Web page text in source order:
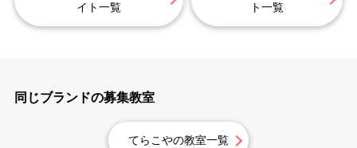
イト一覧
ト一覧
同じブランドの募集教室
てらこやの教室一覧